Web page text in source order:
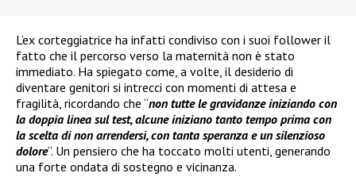
L’ex corteggiatrice ha infatti condiviso con i suoi follower il
fatto che il percorso verso la maternità non è stato
immediato. Ha spiegato come, a volte, il desiderio di
diventare genitori si intrecci con momenti di attesa e
fragilità, ricordando che “non tutte le gravidanze iniziando con
la doppia linea sul test, alcune iniziano tanto tempo prima con
la scelta di non arrendersi, con tanta speranza e un silenzioso
dolore”. Un pensiero che ha toccato molti utenti, generando
una forte ondata di sostegno e vicinanza.